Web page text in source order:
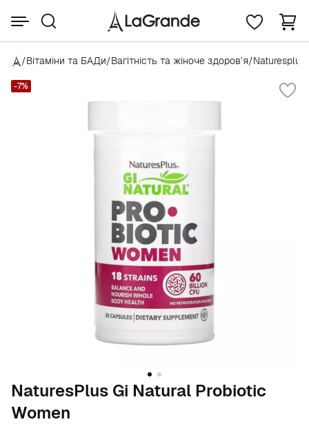
/Вітаміни та БАДи/Вагітність та жіноче здоров’я/Naturesplus
-7%
NaturesPlus Gi Natural Probiotic
Women